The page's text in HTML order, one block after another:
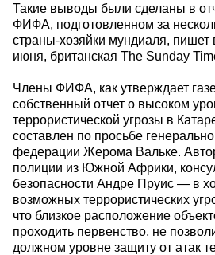
Такие выводы были сделаны в
ФИФА, подготовленном за
страны-хозяйки мундиаля, пишет
июня, британская The Sunday
Члены ФИФА, как утверждает
собственный отчет о высоком
террористической угрозы в
составлен по просьбе
федерации Жерома Вальке.
полиции из Южной Африки,
безопасности Андре Пруис — в
возможных террористических
что близкое расположение
проходить первенство, не
должном уровне защиту от атак